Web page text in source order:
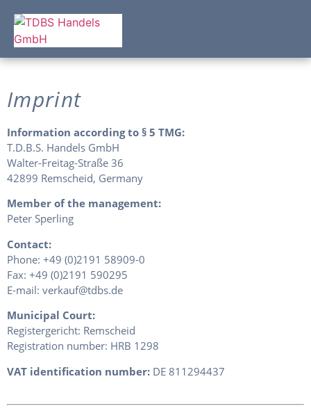
Imprint
Information according to § 5 TMG:
T.D.B.S. Handels GmbH
Walter-Freitag-Straße 36
42899 Remscheid, Germany
Member of the management:
Peter Sperling
Contact:
Phone: +49 (0)2191 58909-0
Fax: +49 (0)2191 590295
E-mail: verkauf@tdbs.de
Municipal Court:
Registergericht: Remscheid
Registration number: HRB 1298
VAT identification number: DE 811294437